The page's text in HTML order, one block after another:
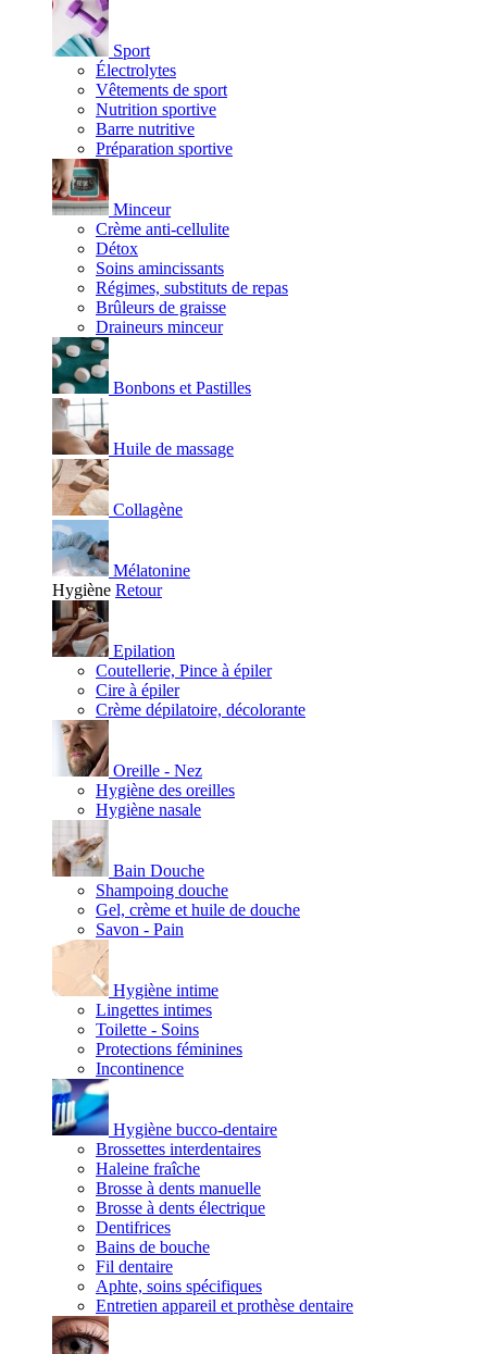
Sport
Électrolytes
Vêtements de sport
Nutrition sportive
Barre nutritive
Préparation sportive
Minceur
Crème anti-cellulite
Détox
Soins amincissants
Régimes, substituts de repas
Brûleurs de graisse
Draineurs minceur
Bonbons et Pastilles
Huile de massage
Collagène
Mélatonine
Hygiène Retour
Epilation
Coutellerie, Pince à épiler
Cire à épiler
Crème dépilatoire, décolorante
Oreille - Nez
Hygiène des oreilles
Hygiène nasale
Bain Douche
Shampoing douche
Gel, crème et huile de douche
Savon - Pain
Hygiène intime
Lingettes intimes
Toilette - Soins
Protections féminines
Incontinence
Hygiène bucco-dentaire
Brossettes interdentaires
Haleine fraîche
Brosse à dents manuelle
Brosse à dents électrique
Dentifrices
Bains de bouche
Fil dentaire
Aphte, soins spécifiques
Entretien appareil et prothèse dentaire